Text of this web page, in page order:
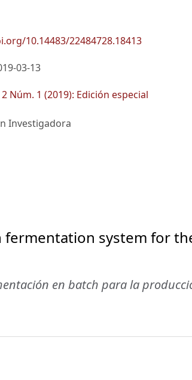
10.14483/22484728.18413
03-13
Núm. 1 (2019): Edición especial
Investigadora
fermentation system for
en batch para la